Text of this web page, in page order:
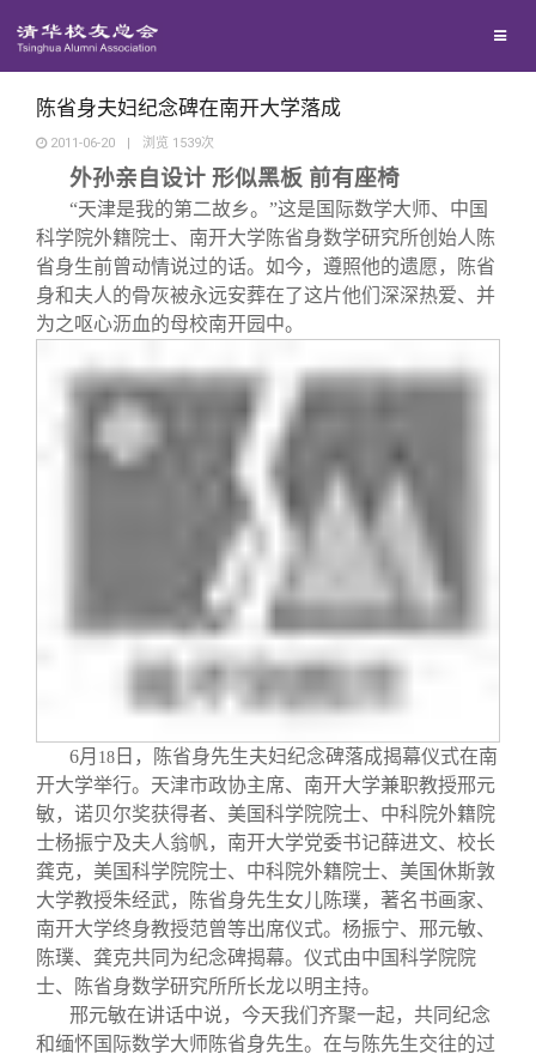
地区联络
年级联络
院系校友工作
专业委员会
回馈母校
捐赠项目
捐赠新闻
捐赠纪事
媒体平台
《清华校友通讯》
《水木清华》
百年清华
清华人物
校友文苑
校友讲坛
校友服务
三创大赛
实用信息
会长致辞
总会章程
制度法规
联系我们
陈省身夫妇纪念碑在南开大学落成
2011-06-20 | 浏览 1539次
外孙亲自设计 形似黑板 前有座椅
“天津是我的第二故乡。”这是国际数学大师、中国
科学院外籍院士、南开大学陈省身数学研究所创始人陈
省身生前曾动情说过的话。如今，遵照他的遗愿，陈省
身和夫人的骨灰被永远安葬在了这片他们深深热爱、并
为之呕心沥血的母校南开园中。
6月 18 日，陈省身先生夫妇纪念碑落成揭幕仪式在南
开大学举行。天津市政协主席、南开大学兼职教授邢元
敏，诺贝尔奖获得者、美国科学院院士、中科院外籍院
士杨振宁及夫人翁帆，南开大学党委书记薛进文、校长
龚克，美国科学院院士、中科院外籍院士、美国休斯敦
大学教授朱经武，陈省身先生女儿陈璞，著名书画家、
南开大学终身教授范曾等出席仪式。杨振宁、邢元敏、
陈璞、龚克共同为纪念碑揭幕。仪式由中国科学院院
士、陈省身数学研究所所长龙以明主持。
邢元敏在讲话中说，今天我们齐聚一起，共同纪念
和缅怀国际数学大师陈省身先生。在与陈先生交往的过